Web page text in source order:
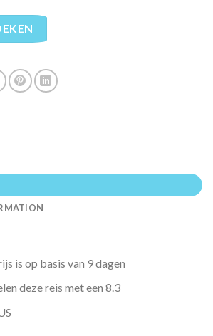
is op basis van 9 dagen
deze reis met een 8.3